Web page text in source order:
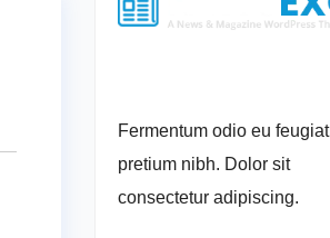
Fermentum odio eu feugiat
pretium nibh. Dolor sit
consectetur adipiscing.